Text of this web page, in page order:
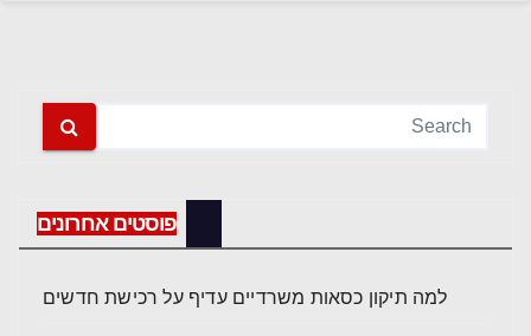
פוסטים אחרונים
למה תיקון כסאות משרדיים עדיף על רכישת חדשים